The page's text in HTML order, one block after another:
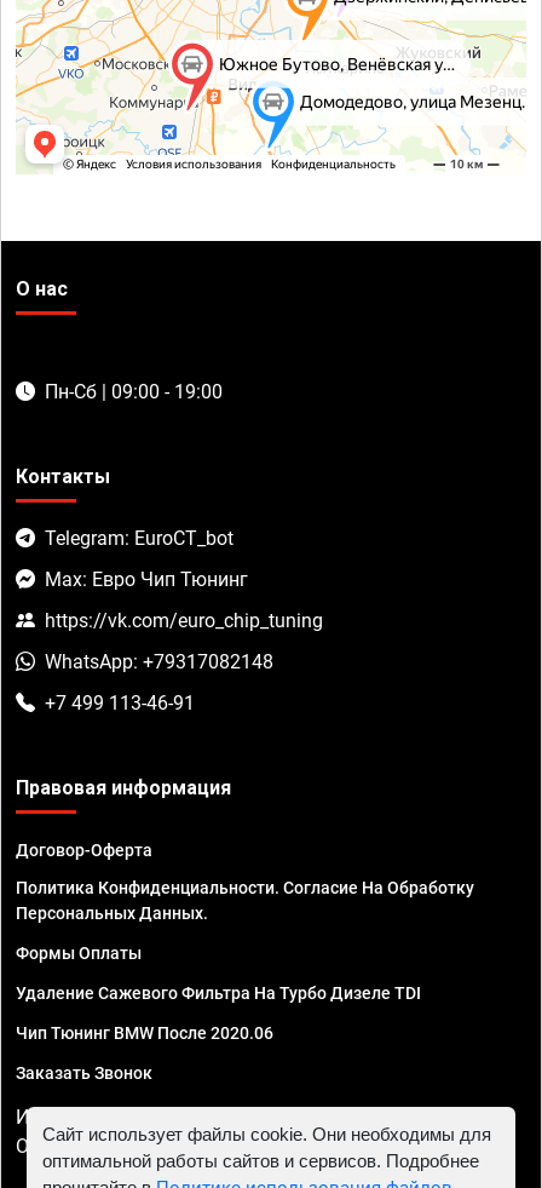
О нас
Пн-Сб | 09:00 - 19:00
Контакты
Telegram: EuroCT_bot
Max: Евро Чип Тюнинг
https://vk.com/euro_chip_tuning
WhatsApp: +79317082148
+7 499 113-46-91
Правовая информация
Договор-Оферта
Политика Конфиденциальности. Согласие На Обработку
Персональных Данных.
Формы Оплаты
Удаление Сажевого Фильтра На Турбо Дизеле TDI
Чип Тюнинг BMW После 2020.06
Заказать Звонок
ИП Смирнов Георгий Павлович. ИНН 781302555843,
ОГРНИП 324470400032610
Сайт использует файлы cookie. Они необходимы для
оптимальной работы сайтов и сервисов. Подробнее